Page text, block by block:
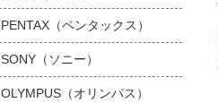
PENTAX（ペンタックス）
SONY（ソニー）
OLYMPUS（オリンパス）